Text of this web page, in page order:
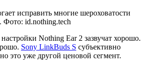
исправить многие шероховатости
Фото: id.nothing.tech
Nothing Ear 2 зазвучат хорошо.
Sony LinkBuds S субъективно
это уже другой ценовой сегмент.